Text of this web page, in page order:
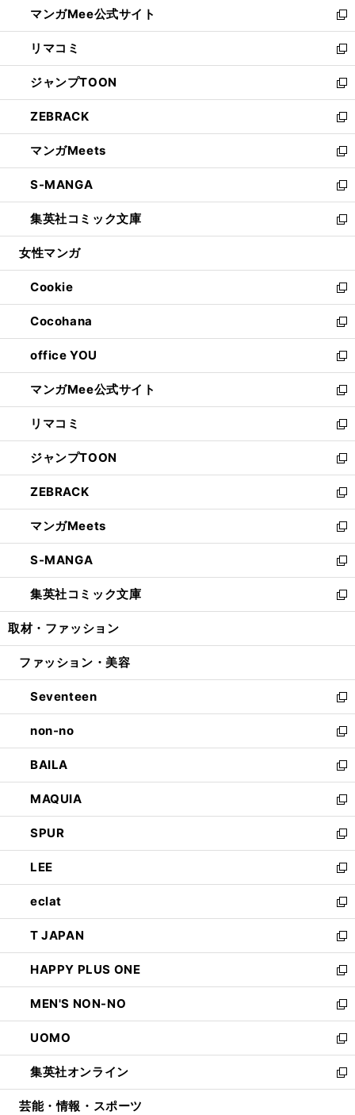
く
ド
ウ
で
開
く
ィ
ン
ド
ウ
で
開
く
い
ウ
ィ
ン
ド
ウ
で
開
く
マンガMee公式サイト
新
し
い
ウ
ィ
ン
ド
ウ
で
開
く
リマコミ
新
し
い
ウ
ィ
ン
ド
ウ
で
開
く
ジャンプTOON
新
し
い
ウ
ィ
ン
ド
ウ
で
開
ZEBRACK
新
し
い
ウ
ィ
ン
ド
ウ
開
く
マンガMeets
新
し
い
ウ
ィ
ン
ウ
で
開
く
S-MANGA
新
し
い
ウ
ン
ド
ウ
で
開
く
集英社コミック文庫
新
し
ウ
ィ
ン
ド
ウ
で
開
く
女性マンガ
Cookie
新
し
い
ウ
ィ
ン
ド
ウ
で
開
く
Cocohana
新
し
い
ウ
ィ
ン
ド
ウ
で
開
く
office YOU
新
し
い
ウ
ィ
ン
ド
ウ
で
開
く
マンガMee公式サイト
新
し
い
ウ
ィ
ン
ド
ウ
で
開
く
リマコミ
新
し
い
ウ
ィ
ン
ド
ウ
で
開
く
ジャンプTOON
新
し
い
ウ
ィ
ン
ド
ウ
で
開
ZEBRACK
新
し
い
ウ
ィ
ン
ド
ウ
開
マンガMeets
新
し
い
ウ
ィ
ン
ウ
開
く
S-MANGA
新
し
い
ウ
ン
ウ
で
開
く
集英社コミック文庫
新
し
ウ
ン
ド
ウ
で
開
く
取材・ファッション
ファッション・美容
Seventeen
新
し
い
ウ
ィ
ン
ド
ウ
で
開
く
non-no
新
し
い
ウ
ィ
ン
ド
ウ
で
開
く
BAILA
新
し
い
ウ
ィ
ン
ド
ウ
で
開
く
MAQUIA
新
し
い
ウ
ィ
ン
ド
ウ
で
開
く
SPUR
新
し
い
ウ
ィ
ン
ド
ウ
で
開
く
LEE
新
し
い
ウ
ィ
ン
ド
ウ
で
開
く
eclat
新
し
い
ウ
ィ
ン
ド
ウ
で
開
く
T JAPAN
新
し
い
ウ
ィ
ン
ド
ウ
で
開
HAPPY PLUS ONE
新
し
い
ウ
ィ
ン
ド
ウ
MEN'S NON-NO
新
し
い
ウ
ィ
ン
UOMO
新
し
い
ウ
集英社オンライン
新
し
芸能・情報・スポーツ